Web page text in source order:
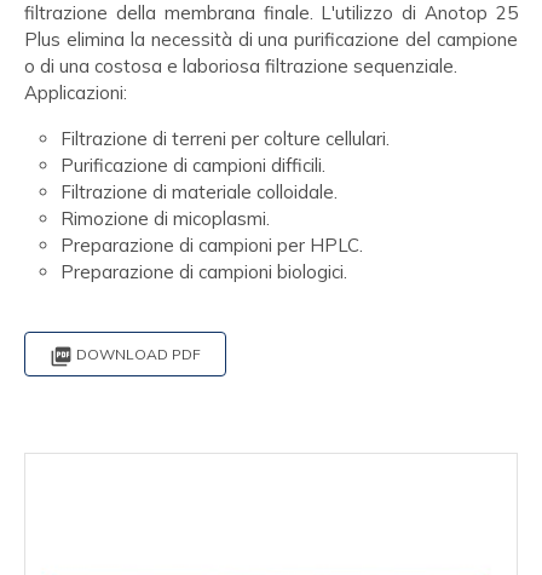
filtrazione della membrana finale. L'utilizzo di Anotop 25
Plus elimina la necessità di una purificazione del campione
o di una costosa e laboriosa filtrazione sequenziale.
Applicazioni:
Filtrazione di terreni per colture cellulari.
Purificazione di campioni difficili.
Filtrazione di materiale colloidale.
Rimozione di micoplasmi.
Preparazione di campioni per HPLC.
Preparazione di campioni biologici.
 DOWNLOAD PDF